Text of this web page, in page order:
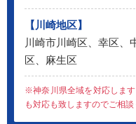
【川崎地区】
川崎市川崎区、幸区、
区、麻生区
※神奈川県全域を対応しま
も対応も致しますのでご相談